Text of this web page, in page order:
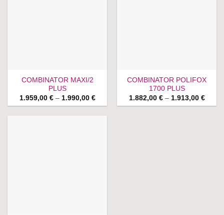
COMBINATOR MAXI/2
PLUS
1.959,00 € – 1.990,00 €Price
COMBINATOR POLIFOX
1700 PLUS
1.882,00 € – 1.913,00 €Price